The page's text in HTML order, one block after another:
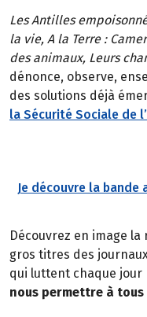
Les Antilles
la vie, A la Terre :
des animaux, Leurs
dénonce, observe,
des solutions déjà
la Sécurité Sociale de
Je découvre la bande
Découvrez en image
gros titres des
qui luttent chaque
nous permettre à